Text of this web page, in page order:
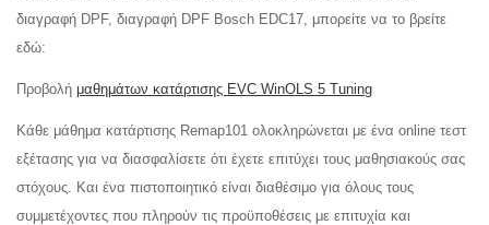
διαγραφή DPF, διαγραφή DPF Bosch EDC17, μπορείτε να το βρείτε
εδώ:
Προβολή μαθημάτων κατάρτισης EVC WinOLS 5 Tuning
Κάθε μάθημα κατάρτισης Remap101 ολοκληρώνεται με ένα online τεστ
εξέτασης για να διασφαλίσετε ότι έχετε επιτύχει τους μαθησιακούς σας
στόχους. Και ένα πιστοποιητικό είναι διαθέσιμο για όλους τους
συμμετέχοντες που πληρούν τις προϋποθέσεις με επιτυχία και